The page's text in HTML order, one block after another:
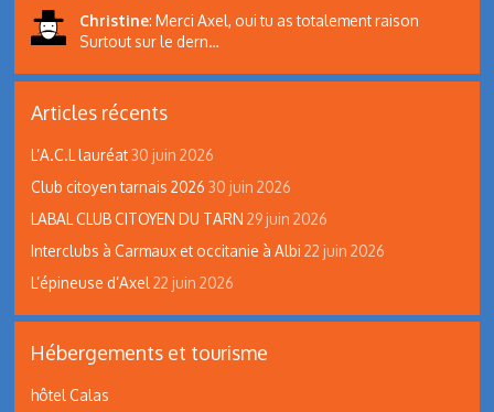
Christine: Merci Axel, oui tu as totalement raison
Surtout sur le dern…
Articles récents
L’A.C.L lauréat 30 juin 2026
Club citoyen tarnais 2026 30 juin 2026
LABAL CLUB CITOYEN DU TARN 29 juin 2026
Interclubs à Carmaux et occitanie à Albi 22 juin 2026
L’épineuse d’Axel 22 juin 2026
Hébergements et tourisme
hôtel Calas